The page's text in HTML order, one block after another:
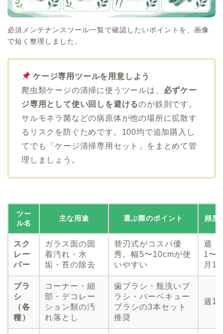
必須メンテナンスツール一覧で確認したいポイントを、画像
で短く整理しました。
ケージ専用ツールを用意しよう
爬虫類ケージの清掃に使うツールは、 必ずケー
ジ専用として使い回しを避けるのが鉄則です。
サルモネラ菌などの病原体が他の場所に拡散す
るリスクを防ぐためです。100均で追加購入し
てでも「ケージ清掃専用セット」をまとめて管
理しましょう。
ツー
ル名
主な用途 選ぶ際のポイント 頻度
スク
レー
パー
ガラス面の固
着汚れ・水
垢・苔の除去
替刃式がコスパ優
秀。幅5〜10cmが使
いやすい
週
1〜
月1
ブラ
シ
（各
種）
コーナー・細
部・デコレー
ション類の汚
れ落とし
歯ブラシ・瓶洗いブ
ラシ・バーベキュー
ブラシの3本セット
推奨
週1